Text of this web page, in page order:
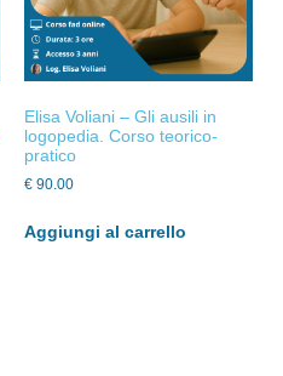
Elisa Voliani – Gli ausili in
logopedia. Corso teorico-
pratico
€ 90.00
Aggiungi al carrello